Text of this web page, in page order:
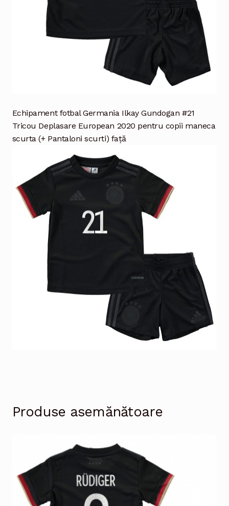
Echipament fotbal Germania Ilkay Gundogan #21
Tricou Deplasare European 2020 pentru copii maneca
scurta (+ Pantaloni scurti) față
Produse asemănătoare